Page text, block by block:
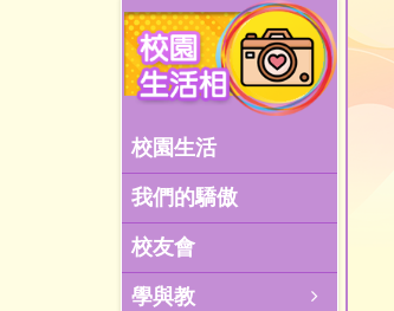
校園生活
我們的驕傲
校友會
學與教